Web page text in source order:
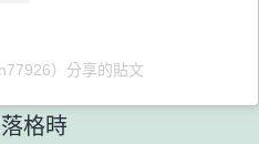
）分享的貼文
格時